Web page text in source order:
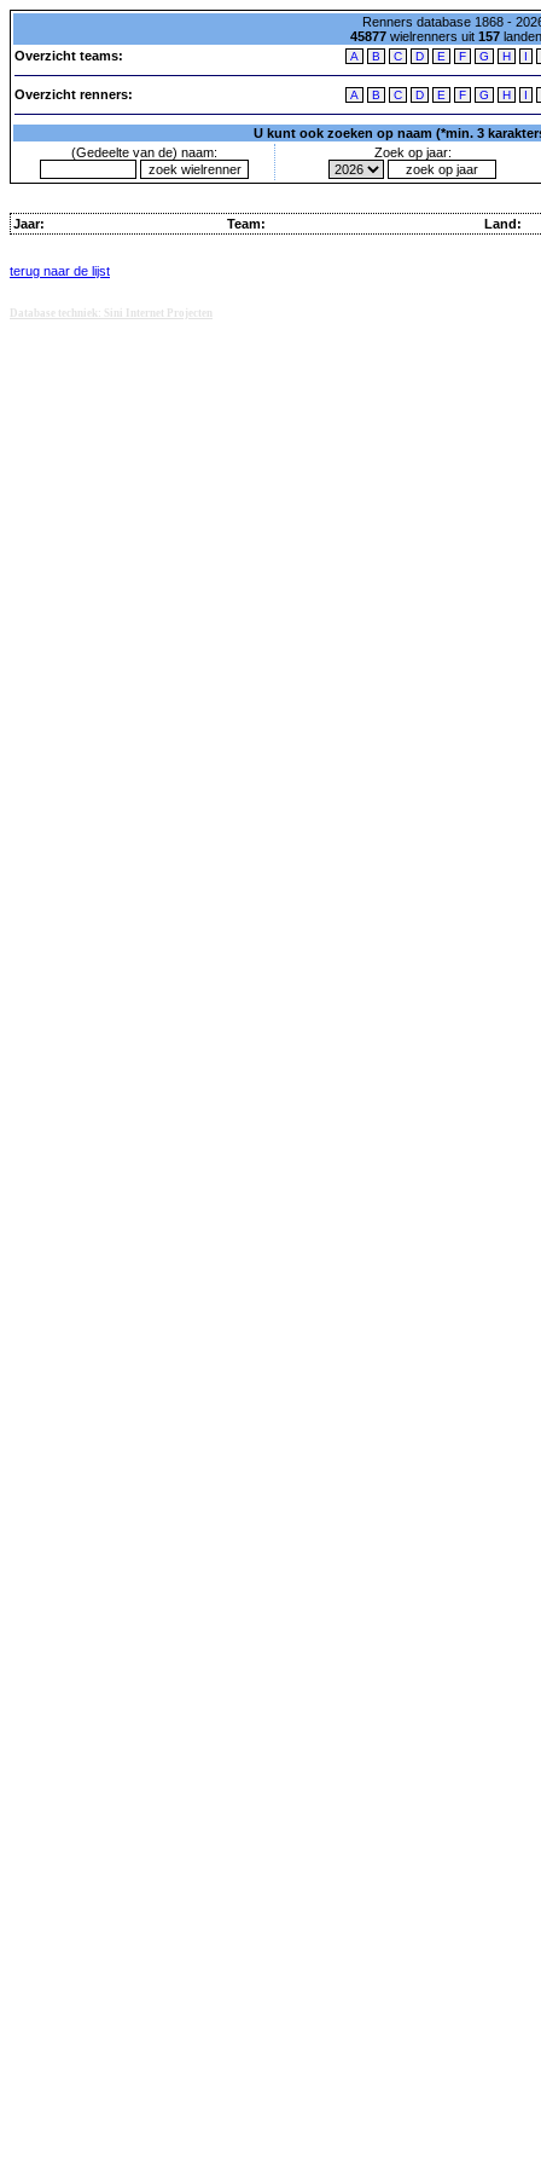
Renners database 1868 -
45877wielrenners uit 157
Overzicht teams:
A B C D E F G H I
Overzicht renners: A B C D E F G H I
U kunt ook zoeken op naam (*min. 3
(Gedeelte van de) naam:
Zoek op jaar:
Jaar: Team: Land:
terug naar de lijst
Database techniek: Sini Internet Projecten